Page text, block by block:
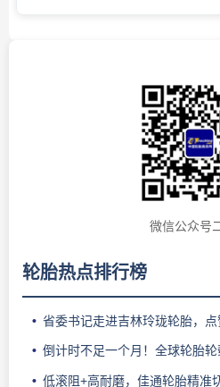
微信公众号
轮胎热点排行榜
省委书记走进吉林玲珑轮胎，
倒计时不足一个月！全球轮胎轮
低滚阻+高耐磨，佳通轮胎精准